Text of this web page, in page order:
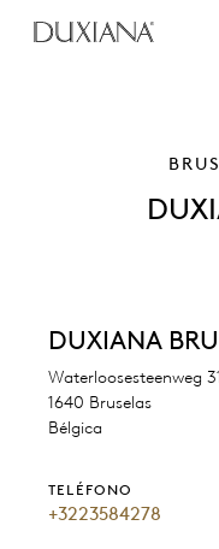
DUXIANA
Waterloosesteenweg
1640 Bruselas
Bélgica
TELÉFONO
+3223584278